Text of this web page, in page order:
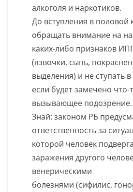
алкоголя и наркотиков.
До вступления в половой
обращать внимание на
каких-либо признаков
(язвочки, сыпь,
выделения) и не ступать
если будет замечено что-
вызывающее подозрение.
Знай: законом РБ
ответственность за
которой человек
заражения другого
венерическими
болезнями (сифилис,